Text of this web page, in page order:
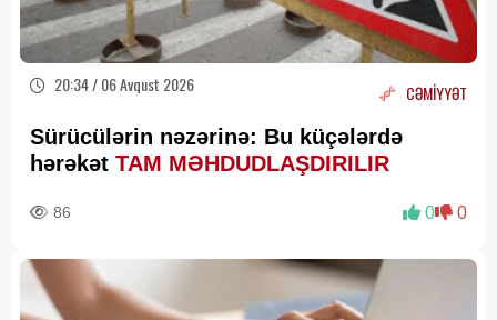
20:34 / 06 Avqust 2026 CƏMİYYƏT
Sürücülərin nəzərinə: Bu küçələrdə
hərəkət TAM MƏHDUDLAŞDIRILIR
86 0 0